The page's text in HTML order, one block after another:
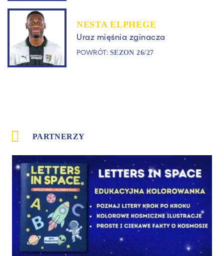
NESTA ELPHEGE
Uraz mięśnia zginacza
POWRÓT: SEZON 26/27
PARTNERZY